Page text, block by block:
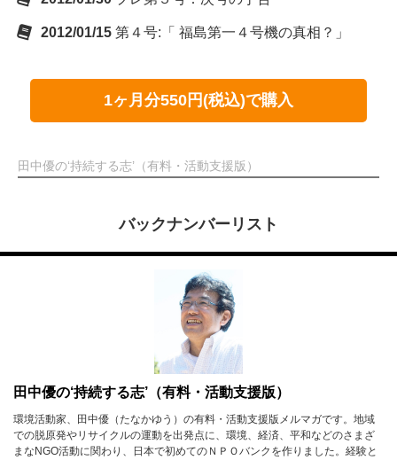
2012/01/15 第４号:「 福島第一４号機の真相？」
1ヶ月分550円(税込)で購入
田中優の‘持続する志’（有料・活動支援版）
バックナンバーリスト
田中優の‘持続する志’（有料・活動支援版）
環境活動家、田中優（たなかゆう）の有料・活動支援版メルマガです。地域
での脱原発やリサイクルの運動を出発点に、環境、経済、平和などのさまざ
まなNGO活動に関わり、日本で初めてのＮＰＯバンクを作りました。経験と